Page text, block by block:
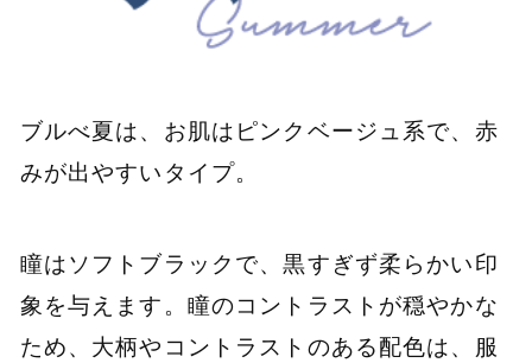
ブルべ夏は、お肌はピンクベージュ系で、赤
みが出やすいタイプ。
瞳はソフトブラックで、黒すぎず柔らかい印
象を与えます。瞳のコントラストが穏やかな
ため、大柄やコントラストのある配色は、服